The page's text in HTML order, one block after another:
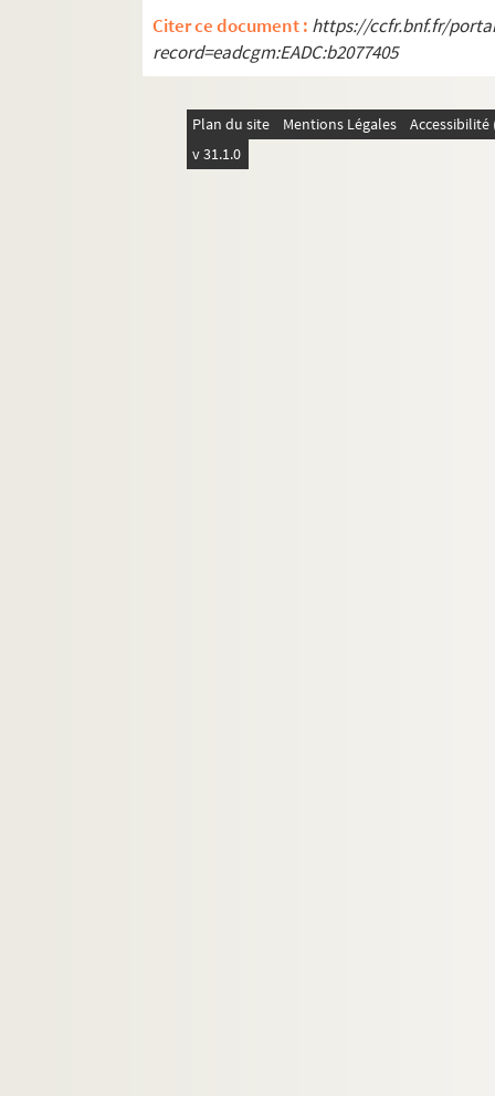
Citer ce document : https://ccfr.bnf.fr/
record=eadcgm:EADC:b2077405
Plan du site Mentions Légales
v 31.1.0